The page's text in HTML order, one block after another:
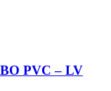
PVC – LV